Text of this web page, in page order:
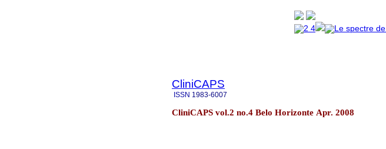
CliniCAPS
ISSN 1983-6007
CliniCAPS vol.2 no.4 Belo Horizonte Apr. 2008